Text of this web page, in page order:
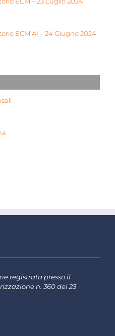
ECM AI – 24 Giugno 2024
registrata presso il
n. 360 del 23